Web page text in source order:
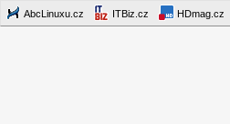
AbcLinuxu.cz ITBiz.cz HDmag.cz